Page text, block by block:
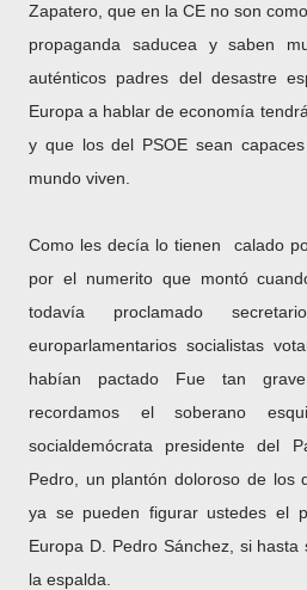
Zapatero, que en la CE no son
propaganda saducea y saben
auténticos padres del desastre
Europa a hablar de economía
y que los del PSOE sean
mundo viven.
Como les decía lo tienen calado
por el numerito que montó
todavía proclamado
europarlamentarios socialistas
habían pactado Fue tan
recordamos el soberano
socialdemócrata presidente del
Pedro, un plantón doloroso de los
ya se pueden figurar ustedes el
Europa D. Pedro Sánchez, si
la espalda.